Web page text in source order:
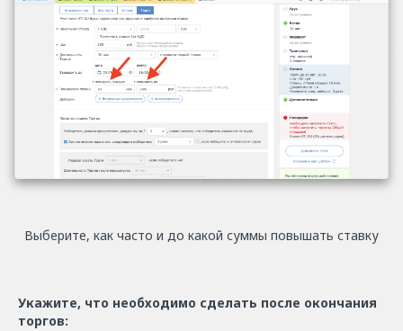
Выберите, как часто и до какой суммы повышать ставку
Укажите, что необходимо сделать после окончания
торгов: